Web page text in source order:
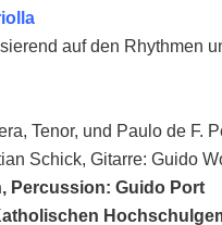
auf den Rhythmen
Tenor, und Paulo de F.
Schick, Gitarre: Guido
Percussion: Guido Port